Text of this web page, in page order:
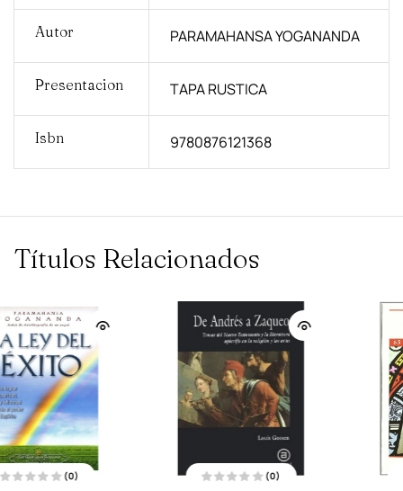
Autor PARAMAHANSA YOGANANDA
Presentacion TAPA RUSTICA
Isbn 9780876121368
Títulos Relacionados